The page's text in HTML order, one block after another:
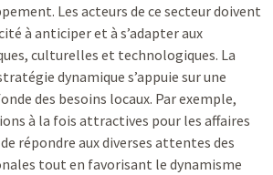
Les acteurs de ce secteur doivent
à anticiper et à s’adapter aux
culturelles et technologiques. La
dynamique s’appuie sur une
des besoins locaux. Par exemple,
à la fois attractives pour les affaires
répondre aux diverses attentes des
tout en favorisant le dynamisme